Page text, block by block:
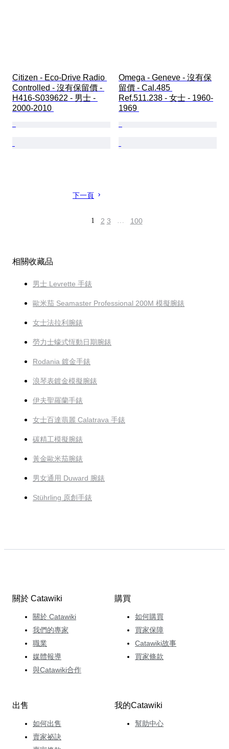
Citizen - Eco-Drive Radio
Controlled - 沒有保留價 -
H416-S039622 - 男士 -
2000-2010
Omega - Geneve - 沒有保
留價 - Cal.485
Ref.511.238 - 女士 - 1960-
1969
下一頁
1 2 3 … 100
相關收藏品
男士 Levrette 手錶
歐米茄 Seamaster Professional 200M 模擬腕錶
女士法拉利腕錶
勞力士蠔式恆動日期腕錶
Rodania 鍍金手錶
浪琴表鍍金模擬腕錶
伊夫聖羅蘭手錶
女士百達翡麗 Calatrava 手錶
碳精工模擬腕錶
黃金歐米茄腕錶
男女通用 Duward 腕錶
Stührling 原創手錶
關於 Catawiki
關於 Catawiki
我們的專家
職業
媒體報導
與Catawiki合作
購買
如何購買
買家保障
Catawiki故事
買家條款
出售
如何出售
賣家祕訣
我的Catawiki
幫助中心